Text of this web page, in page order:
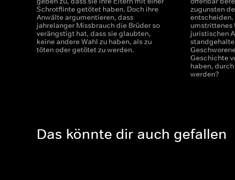
Schrotflinte getötet haben. Doch ihre
Anwälte argumentieren, dass
jahrelanger Missbrauch die Brüder so
verängstigt hat, dass sie glaubten,
keine andere Wahl zu haben, als zu
töten oder getötet zu werden.
zugunsten
entscheiden.
umstrittenes
juristischen
Geschichte
haben,
werden?
Das könnte dir auch gefallen